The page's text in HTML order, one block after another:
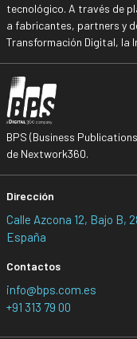
tecnológico. A través de
a fabricantes, partners y
Transformación Digital, la
BPS (Business
de Nextwork360.
Dirección
Calle Azcona 12, Bajo B,
España
Contactos
info@bps.com.es
+91 313 79 00